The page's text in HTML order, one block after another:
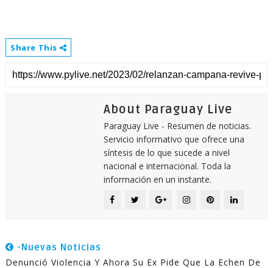
Share This
About Paraguay Live
Paraguay Live - Resumen de noticias.
Servicio informativo que ofrece una
síntesis de lo que sucede a nivel
nacional e internacional. Toda la
información en un instante.
-Nuevas Noticias
Denunció Violencia Y Ahora Su Ex Pide Que La Echen De